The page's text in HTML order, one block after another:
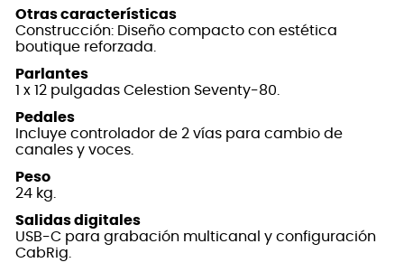
Otras características
Construcción: Diseño compacto con estética
boutique reforzada.
Parlantes
1 x 12 pulgadas Celestion Seventy-80.
Pedales
Incluye controlador de 2 vías para cambio de
canales y voces.
Peso
24 kg.
Salidas digitales
USB-C para grabación multicanal y configuración
CabRig.